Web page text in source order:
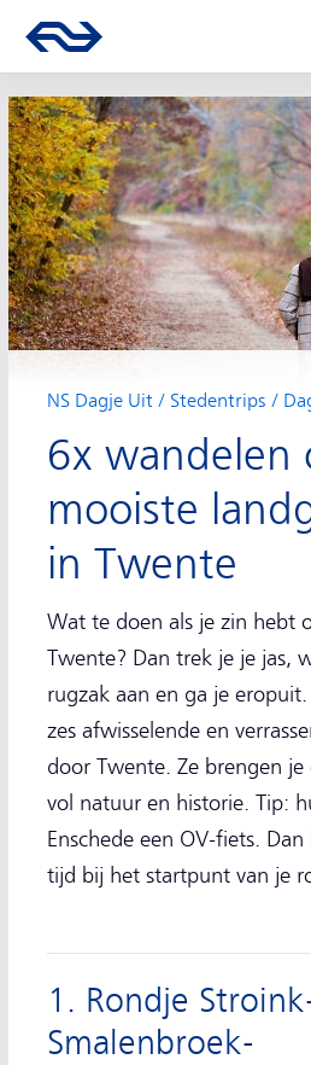
Hoofdnavigatie
Ga naar de homepage van ns.nl
NS Dagje Uit Stedentrips
6x wandelen
mooiste
in Twente
Wat te doen als je zin hebt
Twente? Dan trek je je jas,
rugzak aan en ga je
zes afwisselende en
door Twente. Ze brengen
vol natuur en historie. Tip:
Enschede een OV-fiets.
tijd bij het startpunt van je
1. Rondje
Smalenbroek-